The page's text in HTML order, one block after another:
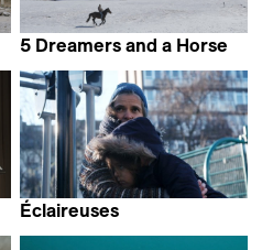
5 Dreamers and a Horse
Vahagn Khachatryan
Éclaireuses